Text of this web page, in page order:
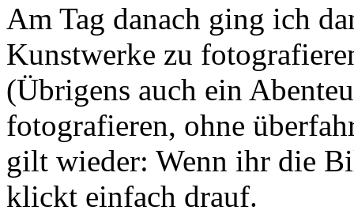
Am Tag danach ging ich
Kunstwerke zu
(Übrigens auch ein
fotografieren, ohne
gilt wieder: Wenn ihr die
klickt einfach drauf.